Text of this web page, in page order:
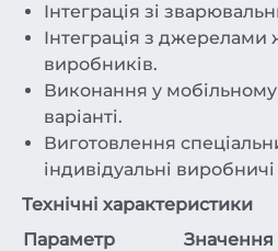
Інтеграція зі
Інтеграція з джерелами
виробників.
Виконання у
варіанті.
Виготовлення
індивідуальні
Технічні характеристики
Параметр
Значення